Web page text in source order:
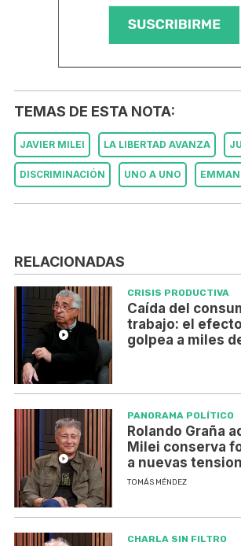
TEMAS DE ESTA NOTA:
JAVIER MILEI LA LIBERTAD AVANZA
DISCRIMINACIÓN UNO A UNO
RELACIONADAS
CRISIS PRODUCTIVA
Caída del
trabajo: el
golpea a miles
PANORAMA POLÍTICO
Rolando Graña
Milei conserva
a nuevas
TOMÁS MÉNDEZ
CHARLA SIN FILTRO